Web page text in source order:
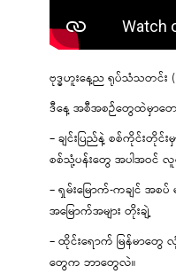
ဗုဒ္ဓဟူးနေ့ည ရုပ်သံသတင်း (
ဒီနေ့ အစီအစဉ်တွေထဲမှာတ
– ချင်းပြည်နဲ့ စစ်ကိုင်းတို
စစ်သုံ့ပန်းတွေ အပါအဝင်
– ရှမ်းမြောက်-ကချင် အ
အမြောက်အများ တိုးချဲ့
– ထိုင်းရောက် မြန်မာတွ
တွေက ဘာတွေလဲ။